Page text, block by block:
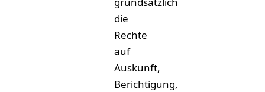
die
Rechte
auf
Auskunft,
Berichtigung,